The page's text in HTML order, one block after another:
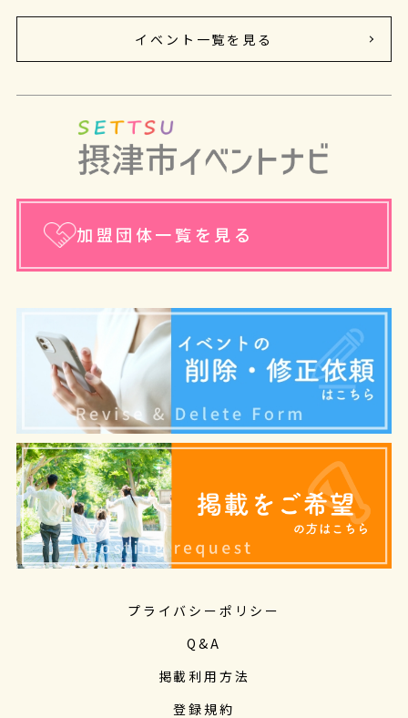
イベント一覧を見る
加盟団体一覧を見る
プライバシーポリシー
Q&A
掲載利用方法
登録規約